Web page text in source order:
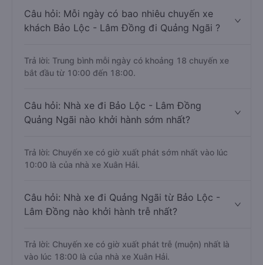
Câu hỏi: Mỗi ngày có bao nhiêu chuyến xe
khách Bảo Lộc - Lâm Đồng đi Quảng Ngãi ?
Trả lời: Trung bình mỗi ngày có khoảng 18 chuyến xe
bắt đầu từ 10:00 đến 18:00.
Câu hỏi: Nhà xe đi Bảo Lộc - Lâm Đồng
Quảng Ngãi nào khởi hành sớm nhất?
Trả lời: Chuyến xe có giờ xuất phát sớm nhất vào lúc
10:00 là của nhà xe Xuân Hải.
Câu hỏi: Nhà xe đi Quảng Ngãi từ Bảo Lộc -
Lâm Đồng nào khởi hành trễ nhất?
Trả lời: Chuyến xe có giờ xuất phát trễ (muộn) nhất là
vào lúc 18:00 là của nhà xe Xuân Hải.